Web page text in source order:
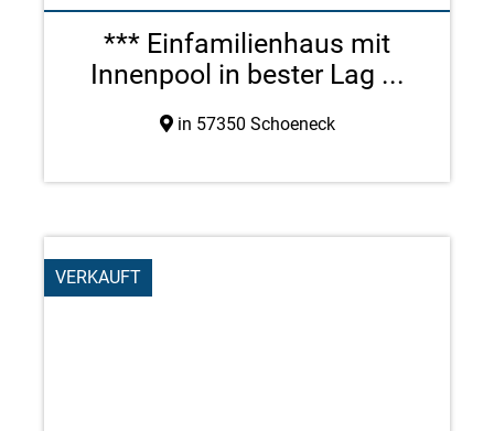
*** Einfamilienhaus mit
Innenpool in bester Lag ...
in 57350 Schoeneck
VERKAUFT